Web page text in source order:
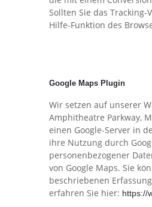
Sollten Sie das
Hilfe-Funktion des
Google Maps Plugin
Wir setzen auf unserer
Amphitheatre Parkway,
einen Google-Server in
ihre Nutzung durch
personenbezogener
von Google Maps. Sie
beschriebenen
erfahren Sie hier: https://